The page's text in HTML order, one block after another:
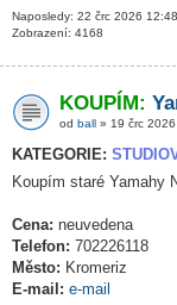
Naposledy: 22 črc 2026
Zobrazení: 4168
KOUPÍM:
od ball » 19 črc
KATEGORIE:
Koupím staré Yamahy
Cena: neuvedena
Telefon: 702226118
Město: Kromeriz
E-mail: e-mail